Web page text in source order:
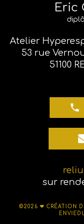
Eric
Atelier
53 rue
51100
sur
©2026 ❤ CRÉATION